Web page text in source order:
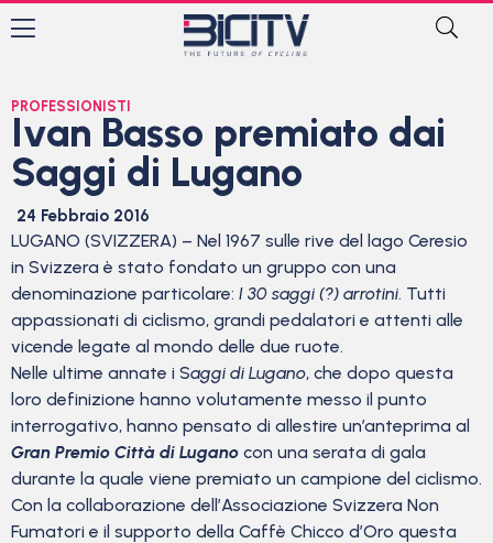
PROFESSIONISTI
Ivan Basso premiato dai
Saggi di Lugano
24 Febbraio 2016
LUGANO (SVIZZERA) – Nel 1967 sulle rive del lago Ceresio
in Svizzera è stato fondato un gruppo con una
denominazione particolare: I 30 saggi (?) arrotini. Tutti
appassionati di ciclismo, grandi pedalatori e attenti alle
vicende legate al mondo delle due ruote.
Nelle ultime annate i Saggi di Lugano, che dopo questa
loro definizione hanno volutamente messo il punto
interrogativo, hanno pensato di allestire un’anteprima al
Gran Premio Città di Lugano con una serata di gala
durante la quale viene premiato un campione del ciclismo.
Con la collaborazione dell’Associazione Svizzera Non
Fumatori e il supporto della Caffè Chicco d’Oro questa